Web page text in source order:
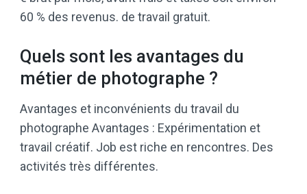
60 % des revenus. de travail gratuit.
Quels sont les avantages du
métier de photographe ?
Avantages et inconvénients du travail du
photographe Avantages : Expérimentation et
travail créatif. Job est riche en rencontres. Des
activités très différentes.